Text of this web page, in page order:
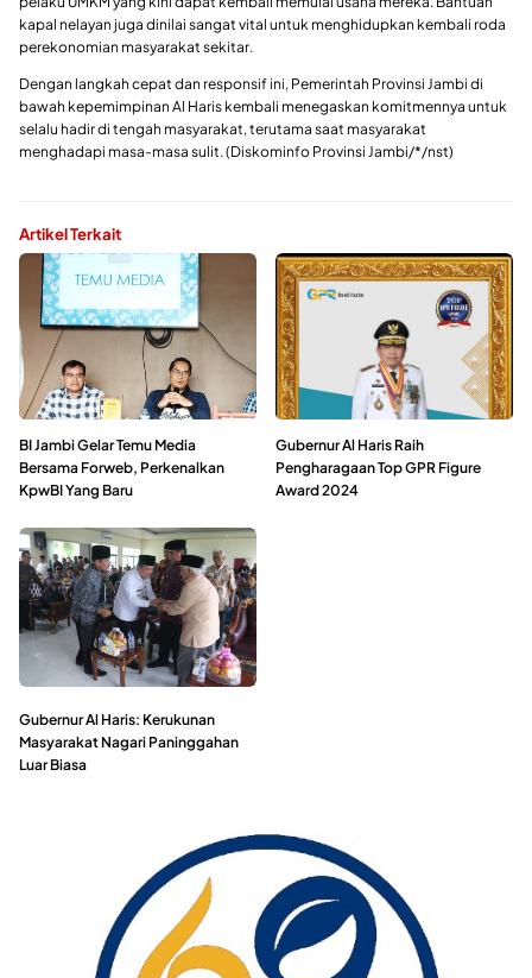
kapal nelayan juga dinilai sangat vital untuk menghidupkan kembali roda
perekonomian masyarakat sekitar.
Dengan langkah cepat dan responsif ini, Pemerintah Provinsi Jambi di
bawah kepemimpinan Al Haris kembali menegaskan komitmennya untuk
selalu hadir di tengah masyarakat, terutama saat masyarakat
menghadapi masa-masa sulit. (Diskominfo Provinsi Jambi/*/nst)
Artikel Terkait
BI Jambi Gelar Temu Media
Bersama Forweb, Perkenalkan
KpwBI Yang Baru
Gubernur Al Haris Raih
Pengharagaan Top GPR Figure
Award 2024
Gubernur Al Haris: Kerukunan
Masyarakat Nagari Paninggahan
Luar Biasa